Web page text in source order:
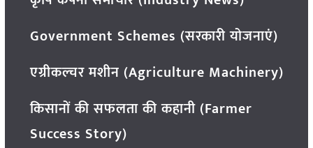
Government Schemes (सरकारी योजनाएं)
एग्रीकल्चर मशीन (Agriculture Machinery)
किसानों की सफलता की कहानी (Farmer
Success Story)